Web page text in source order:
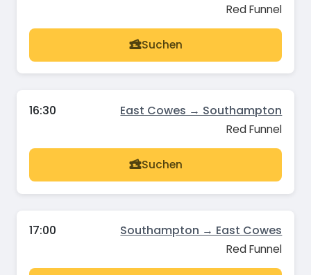
Red Funnel
Suchen
16:30 East Cowes → Southampton
Red Funnel
Suchen
17:00 Southampton → East Cowes
Red Funnel